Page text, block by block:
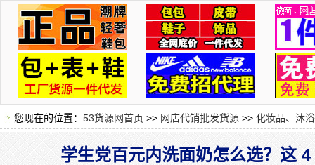
您现在的位置： 53货源网首页 >> 网店代销批发货源 >> 化妆品、沐
学生党百元内洗面奶怎么选？这